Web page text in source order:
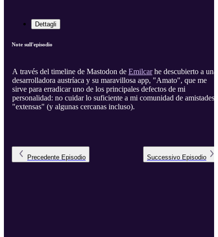
Dettagli
Note sull'episodio
A través del timeline de Mastodon de Emilcarhe descubierto a una
desarrolladora austríaca y su maravillosa app, "Amato", que me
sirve para erradicar uno de los principales defectos de mi
personalidad: no cuidar lo suficiente a mi comunidad de amistades
"extensas" (y algunas cercanas incluso).
Precedente Episodio Successivo Episodio